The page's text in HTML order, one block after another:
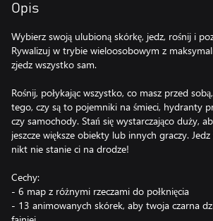
Opis
Wybierz swoją ulubioną skórkę, jedz, rośnij i
Rywalizuj w trybie wieloosobowym z
zjedz wszystko sam.
Rośnij, połykając wszystko, co masz przed
tego, czy są to pojemniki na śmieci, hydranty
czy samochody. Stań się wystarczająco duży,
jeszcze większe obiekty lub innych graczy.
nikt nie stanie ci na drodze!
Cechy:
- 6 map z różnymi rzeczami do połknięcia
- 13 animowanych skórek, aby twoja czarna